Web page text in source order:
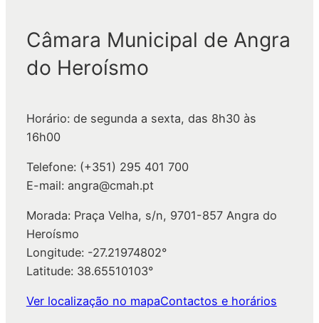
Câmara Municipal de Angra
do Heroísmo
Horário: de segunda a sexta, das 8h30 às
16h00
Telefone: (+351) 295 401 700
E-mail: angra@cmah.pt
Morada: Praça Velha, s/n, 9701-857 Angra do
Heroísmo
Longitude: -27.21974802°
Latitude: 38.65510103°
Ver localização no mapaContactos e horários